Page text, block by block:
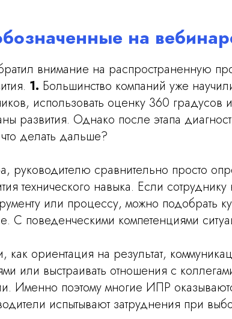
на
внимание на распространенную
1. Большинство компаний уже
использовать оценку 360 градусов
развития. Однако после этапа
делать дальше?
руководителю сравнительно просто
технического навыка. Если сотруднику
или процессу, можно подобрать
С поведенческими компетенциями
как ориентация на результат,
или выстраивать отношения с
Именно поэтому многие ИПР
испытывают затруднения при